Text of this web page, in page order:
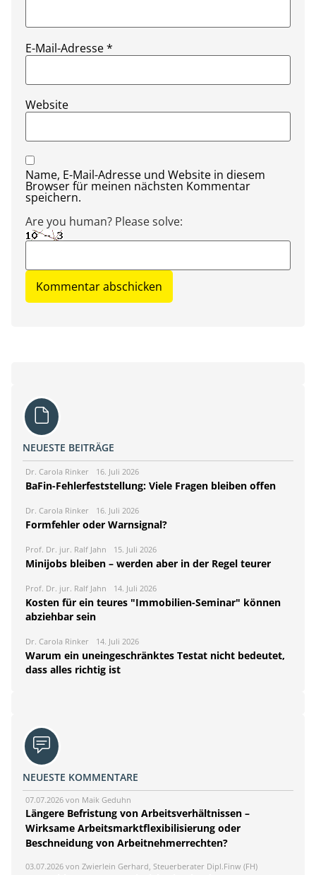
E-Mail-Adresse*
Website
Name, E-Mail-Adresse und Website in diesem
Browser für meinen nächsten Kommentar
speichern.
Are you human? Please solve:
NEUESTE BEITRÄGE
Dr. Carola Rinker 16. Juli 2026
BaFin-Fehlerfeststellung: Viele Fragen bleiben offen
Dr. Carola Rinker 16. Juli 2026
Formfehler oder Warnsignal?
Prof. Dr. jur. Ralf Jahn 15. Juli 2026
Minijobs bleiben – werden aber in der Regel teurer
Prof. Dr. jur. Ralf Jahn 14. Juli 2026
Kosten für ein teures "Immobilien-Seminar" können
abziehbar sein
Dr. Carola Rinker 14. Juli 2026
Warum ein uneingeschränktes Testat nicht bedeutet,
dass alles richtig ist
NEUESTE KOMMENTARE
07.07.2026 von Maik Geduhn
Längere Befristung von Arbeitsverhältnissen –
Wirksame Arbeitsmarktflexibilisierung oder
Beschneidung von Arbeitnehmerrechten?
03.07.2026 von Zwierlein Gerhard, Steuerberater Dipl.Finw (FH)